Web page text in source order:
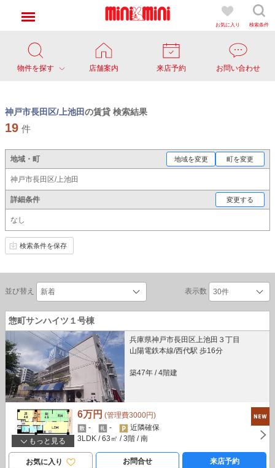
お気に入り 検索条件
物件を探す 店舗案内 来店予約 お問い合わせ
神戸市長田区/上池田の賃貸 検索結果
19 件
地域・町 地域を変更 町を変更
神戸市長田区/上池田
詳細条件 変更する
なし
検索条件を保存
並び替え 表示数
惣町サンハイツ１号棟
兵庫県神戸市長田区上池田３丁目
山陽電鉄本線/西代駅 歩16分
築47年 / 4階建
もっと見る
6万円 (管理費3000円)
-
-
近隣確保
3LDK / 63㎡ / 3階 / 南
お気に入り お問合せ 来店予約